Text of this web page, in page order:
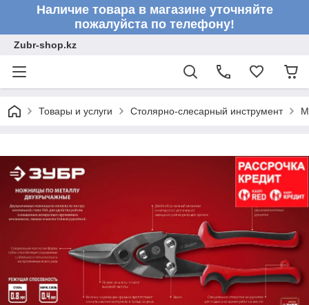
Наличие товара в магазине уточняйте
пожалуйста по телефону!
Zubr-shop.kz
Товары и услуги Столярно-слесарный инструмент